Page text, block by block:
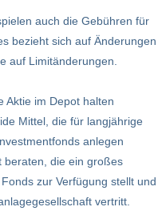
auch die Gebühren für
bezieht sich auf Änderungen
auf Limitänderungen.
Aktie im Depot halten
Mittel, die für langjährige
anlegen
beraten, die ein großes
zur Verfügung stellt und
vertritt.